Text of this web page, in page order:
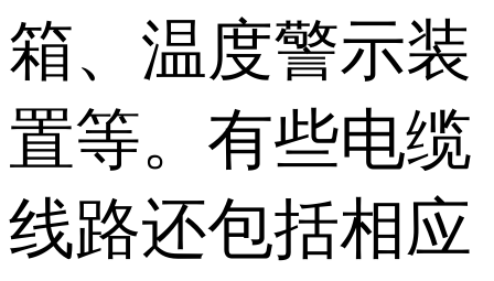
箱、温度警示装
置等。有些电缆
线路还包括相应